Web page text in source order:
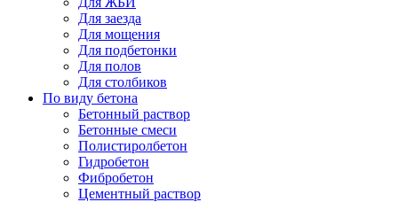
Для заезда
Для мощения
Для подбетонки
Для полов
Для столбиков
По виду бетона
Бетонный раствор
Бетонные смеси
Полистиролбетон
Гидробетон
Фибробетон
Цементный раствор